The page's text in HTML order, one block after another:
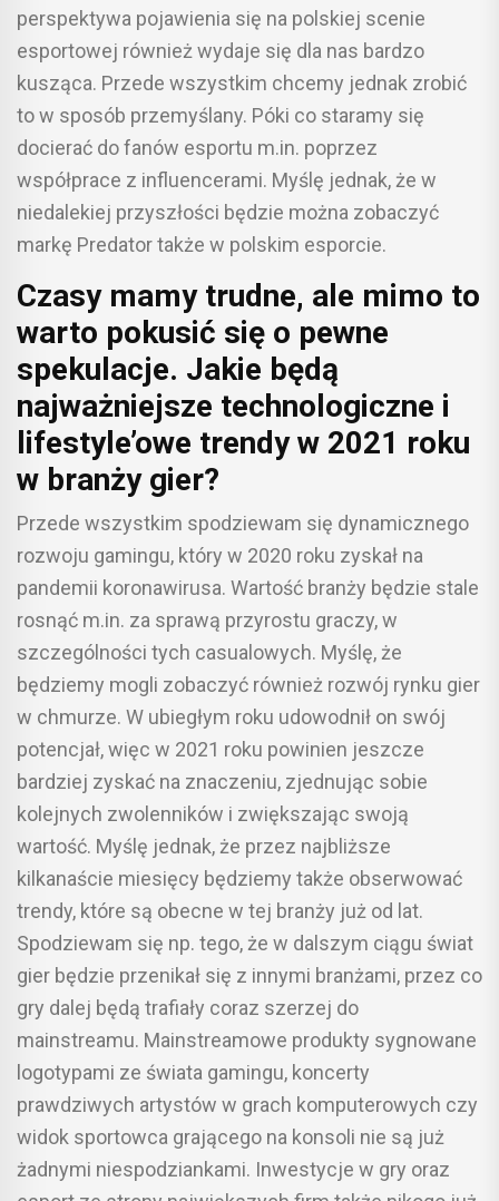
perspektywa pojawienia się na polskiej scenie
esportowej również wydaje się dla nas bardzo
kusząca. Przede wszystkim chcemy jednak zrobić
to w sposób przemyślany. Póki co staramy się
docierać do fanów esportu m.in. poprzez
współprace z influencerami. Myślę jednak, że w
niedalekiej przyszłości będzie można zobaczyć
markę Predator także w polskim esporcie.
Czasy mamy trudne, ale mimo to
warto pokusić się o pewne
spekulacje. Jakie będą
najważniejsze technologiczne i
lifestyle’owe trendy w 2021 roku
w branży gier?
Przede wszystkim spodziewam się dynamicznego
rozwoju gamingu, który w 2020 roku zyskał na
pandemii koronawirusa. Wartość branży będzie stale
rosnąć m.in. za sprawą przyrostu graczy, w
szczególności tych casualowych. Myślę, że
będziemy mogli zobaczyć również rozwój rynku gier
w chmurze. W ubiegłym roku udowodnił on swój
potencjał, więc w 2021 roku powinien jeszcze
bardziej zyskać na znaczeniu, zjednując sobie
kolejnych zwolenników i zwiększając swoją
wartość. Myślę jednak, że przez najbliższe
kilkanaście miesięcy będziemy także obserwować
trendy, które są obecne w tej branży już od lat.
Spodziewam się np. tego, że w dalszym ciągu świat
gier będzie przenikał się z innymi branżami, przez co
gry dalej będą trafiały coraz szerzej do
mainstreamu. Mainstreamowe produkty sygnowane
logotypami ze świata gamingu, koncerty
prawdziwych artystów w grach komputerowych czy
widok sportowca grającego na konsoli nie są już
żadnymi niespodziankami. Inwestycje w gry oraz